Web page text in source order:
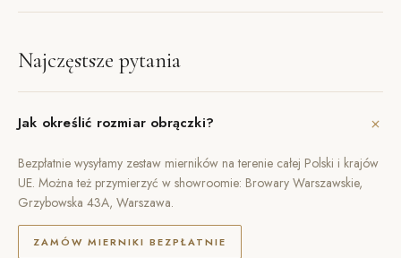
Najczęstsze pytania
Jak określić rozmiar obrączki? +
Bezpłatnie wysyłamy zestaw mierników na terenie całej Polski i krajów
UE. Można też przymierzyć w showroomie: Browary Warszawskie,
Grzybowska 43A, Warszawa.
ZAMÓW MIERNIKI BEZPŁATNIE